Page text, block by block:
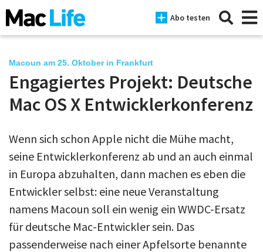
Abo testen
News
Mac
iPad
Tests
Tipps
Magazine
Macoun am 25. Oktober in Frankfurt
Engagiertes Projekt: Deutsche
Mac OS X Entwicklerkonferenz
Wenn sich schon Apple nicht die Mühe macht,
seine Entwicklerkonferenz ab und an auch einmal
in Europa abzuhalten, dann machen es eben die
Entwickler selbst: eine neue Veranstaltung
namens Macoun soll ein wenig ein WWDC-Ersatz
für deutsche Mac-Entwickler sein. Das
passenderweise nach einer Apfelsorte benannte